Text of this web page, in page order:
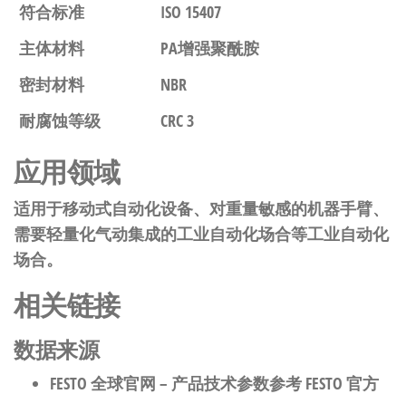
符合标准
ISO 15407
主体材料
PA增强聚酰胺
密封材料
NBR
耐腐蚀等级
CRC 3
应用领域
适用于移动式自动化设备、对重量敏感的机器手臂、
需要轻量化气动集成的工业自动化场合等工业自动化
场合。
相关链接
数据来源
FESTO 全球官网 – 产品技术参数参考 FESTO 官方